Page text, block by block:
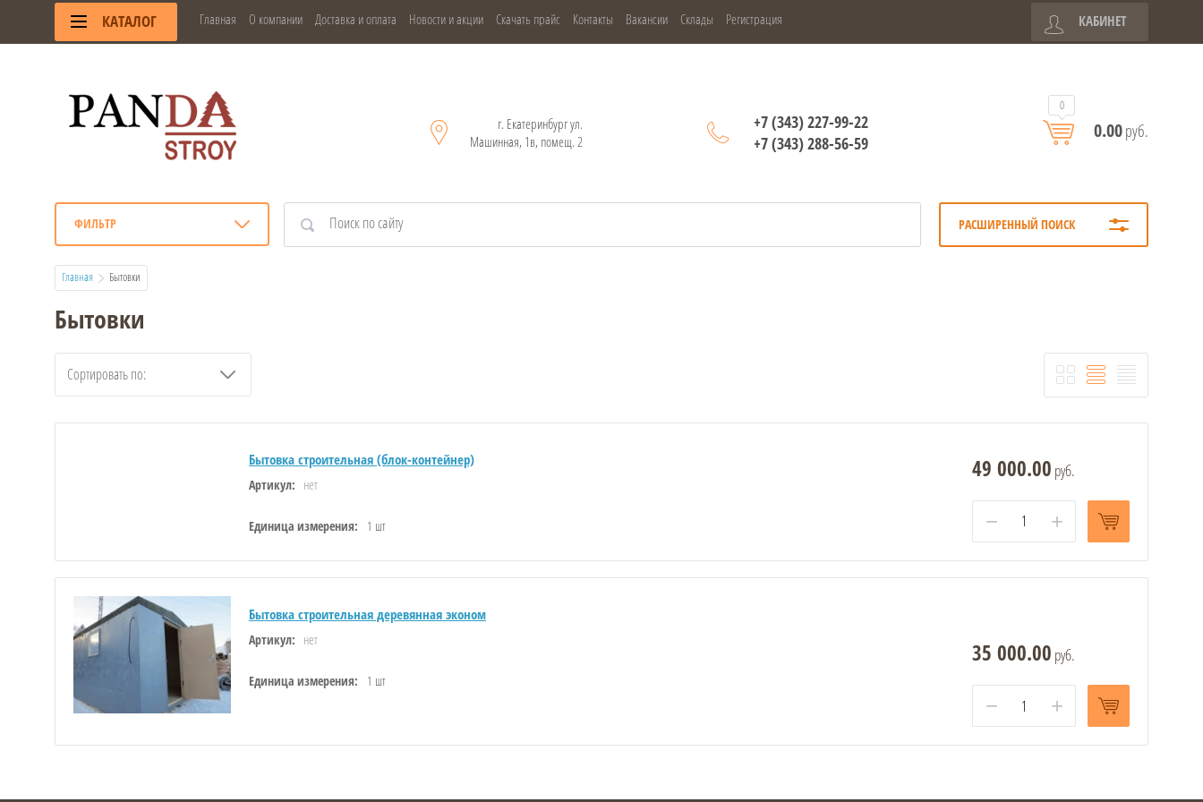
КАТАЛОГ Главная О компании Доставка и оплата Новости и акции Скачать прайс Контакты Вакансии Склады Регистрация КАБИНЕТ
г. Екатеринбург ул.
Машинная, 1в, помещ. 2
+7 (343) 227-99-22
+7 (343) 288-56-59
0
0.00руб.
ФИЛЬТР РАСШИРЕННЫЙ ПОИСК
Главная
  Бытовки
Бытовки
Сортировать по:
Бытовка строительная (блок-контейнер)
Артикул: нет
Единица измерения: 1 шт
49 000.00 руб.
− +
Бытовка строительная деревянная эконом
Артикул: нет
Единица измерения: 1 шт
35 000.00 руб.
− +